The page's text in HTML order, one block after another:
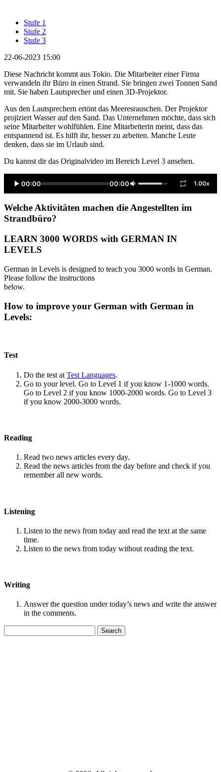
Stufe 1
Stufe 2
Stufe 3
22-06-2023 15:00
Diese Nachricht kommt aus Tokio. Die Mitarbeiter einer Firma
verwandeln ihr Büro in einen Strand. Sie bringen zwei Tonnen Sand
mit. Sie haben Lautsprecher und einen 3D-Projektor.
Aus den Lautsprechern ertönt das Meeresrauschen. Der Projektor
projiziert Wasser auf den Sand. Das Unternehmen möchte, dass sich
seine Mitarbeiter wohlfühlen. Eine Mitarbeiterin meint, dass das
entspannend ist. Es hilft ihr, besser zu arbeiten. Manche Leute
denken, dass sie im Urlaub sind.
Du kannst dir das Originalvideo im Bereich Level 3 ansehen.
00:00 00:00 1.00x
Welche Aktivitäten machen die Angestellten im
Strandbüro?
LEARN 3000 WORDS with GERMAN IN
LEVELS
German in Levels is designed to teach you 3000 words in German.
Please follow the instructions
below.
How to improve your German with German in
Levels:
Test
Do the test at Test Languages.
Go to your level. Go to Level 1 if you know 1-1000 words.
Go to Level 2 if you know 1000-2000 words. Go to Level 3
if you know 2000-3000 words.
Reading
Read two news articles every day.
Read the news articles from the day before and check if you
remember all new words.
Listening
Listen to the news from today and read the text at the same
time.
Listen to the news from today without reading the text.
Writing
Answer the question under today’s news and write the answer
in the comments.
for: